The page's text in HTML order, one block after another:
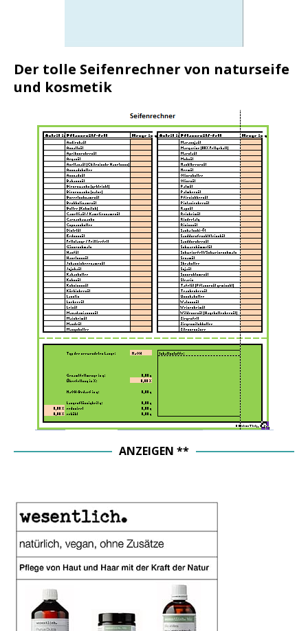
Der tolle Seifenrechner von naturseife
und kosmetik
ANZEIGEN **